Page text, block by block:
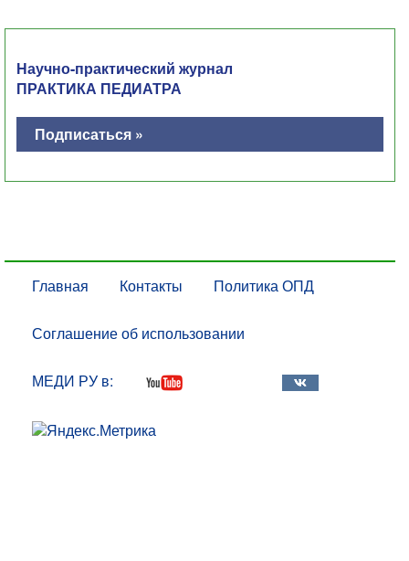
Научно-практический журнал
ПРАКТИКА ПЕДИАТРА
Подписаться »
Главная Контакты Политика ОПД
Соглашение об использовании
МЕДИ РУ в: